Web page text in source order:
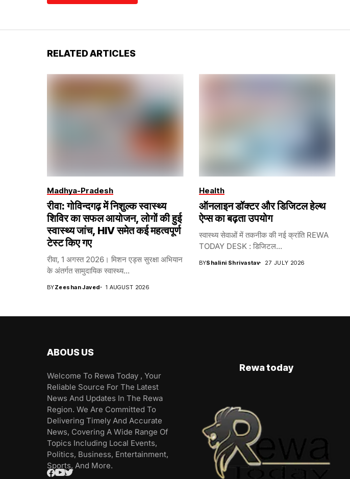
RELATED ARTICLES
Madhya-Pradesh
रीवा: गोविन्दगढ़ में निशुल्क स्वास्थ्य
शिविर का सफल आयोजन, लोगों की हुई
स्वास्थ्य जांच, HIV समेत कई महत्वपूर्ण
टेस्ट किए गए
रीवा, 1 अगस्त 2026। मिशन एड्स सुरक्षा अभियान
के अंतर्गत सामुदायिक स्वास्थ्य...
BYZeeshan Javed 1 AUGUST 2026
Health
ऑनलाइन डॉक्टर और डिजिटल हेल्थ
ऐप्स का बढ़ता उपयोग
स्वास्थ्य सेवाओं में तकनीक की नई क्रांति REWA
TODAY DESK : डिजिटल...
BYShalini Shrivastav 27 JULY 2026
ABOUS US
Welcome To Rewa Today , Your
Reliable Source For The Latest
News And Updates In The Rewa
Region. We Are Committed To
Delivering Timely And Accurate
News, Covering A Wide Range Of
Topics Including Local Events,
Politics, Business, Entertainment,
Sports, And More.
Rewa today